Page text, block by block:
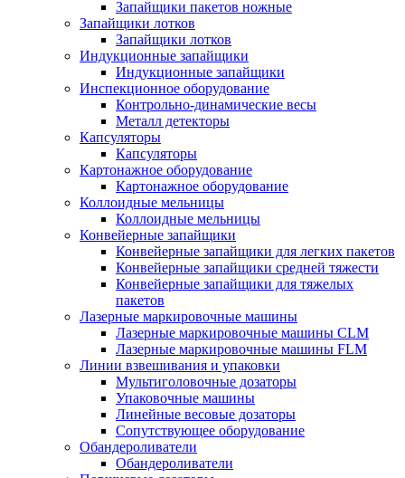
Запайщики пакетов ножные
Запайщики лотков
Запайщики лотков
Индукционные запайщики
Индукционные запайщики
Инспекционное оборудование
Контрольно-динамические весы
Металл детекторы
Капсуляторы
Капсуляторы
Картонажное оборудование
Картонажное оборудование
Коллоидные мельницы
Коллоидные мельницы
Конвейерные запайщики
Конвейерные запайщики для легких пакетов
Конвейерные запайщики средней тяжести
Конвейерные запайщики для тяжелых
пакетов
Лазерные маркировочные машины
Лазерные маркировочные машины CLM
Лазерные маркировочные машины FLM
Линии взвешивания и упаковки
Мультиголовочные дозаторы
Упаковочные машины
Линейные весовые дозаторы
Сопутствующее оборудование
Обандероливатели
Обандероливатели